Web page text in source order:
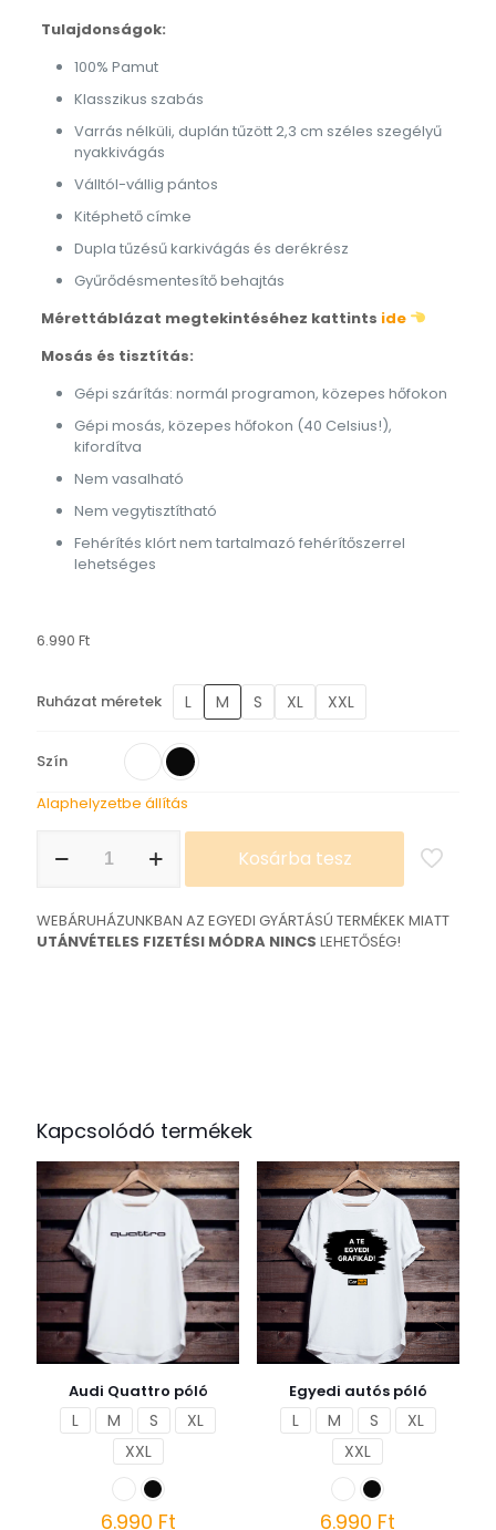
Tulajdonságok:
100% Pamut
Klasszikus szabás
Varrás nélküli, duplán tűzött 2,3 cm széles szegélyű
nyakkivágás
Válltól-vállig pántos
Kitéphető címke
Dupla tűzésű karkivágás és derékrész
Gyűrődésmentesítő behajtás
Mérettáblázat megtekintéséhez kattints ide
Mosás és tisztítás:
Gépi szárítás: normál programon, közepes hőfokon
Gépi mosás, közepes hőfokon (40 Celsius!),
kifordítva
Nem vasalható
Nem vegytisztítható
Fehérítés klórt nem tartalmazó fehérítőszerrel
lehetséges
6.990 Ft
Ruházat méretek L M S XL XXL
Szín
Alaphelyzetbe állítás
mennyiség
Kosárba tesz
WEBÁRUHÁZUNKBAN AZ EGYEDI GYÁRTÁSÚ TERMÉKEK MIATT
UTÁNVÉTELES FIZETÉSI MÓDRA NINCS LEHETŐSÉG!
Kapcsolódó termékek
Audi Quattro póló
L M S
XL
XXL
6.990 Ft
Egyedi autós póló
L M S
XL
XXL
6.990 Ft